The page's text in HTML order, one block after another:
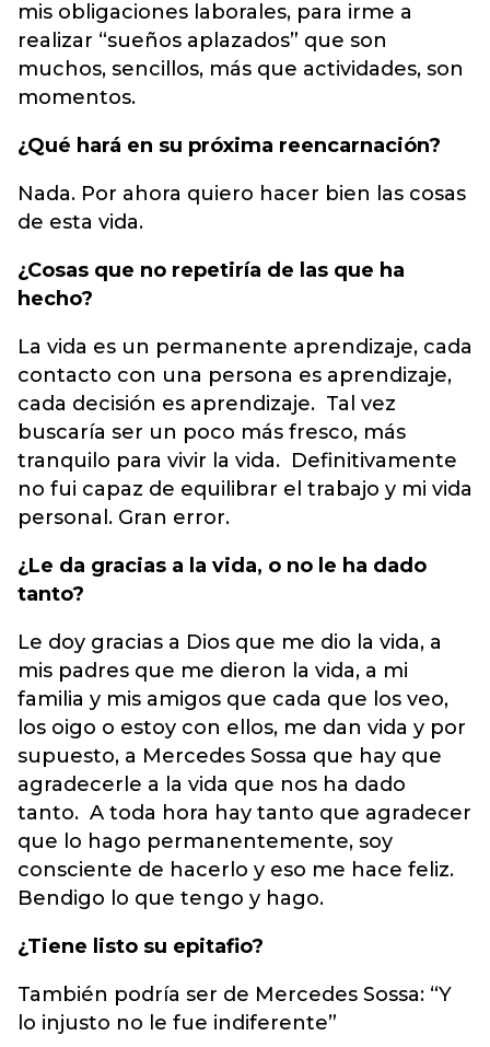
mis obligaciones laborales, para irme a
realizar “sueños aplazados” que son
muchos, sencillos, más que actividades, son
momentos.
¿Qué hará en su próxima reencarnación?
Nada. Por ahora quiero hacer bien las cosas
de esta vida.
¿Cosas que no repetiría de las que ha
hecho?
La vida es un permanente aprendizaje, cada
contacto con una persona es aprendizaje,
cada decisión es aprendizaje. Tal vez
buscaría ser un poco más fresco, más
tranquilo para vivir la vida. Definitivamente
no fui capaz de equilibrar el trabajo y mi vida
personal. Gran error.
¿Le da gracias a la vida, o no le ha dado
tanto?
Le doy gracias a Dios que me dio la vida, a
mis padres que me dieron la vida, a mi
familia y mis amigos que cada que los veo,
los oigo o estoy con ellos, me dan vida y por
supuesto, a Mercedes Sossa que hay que
agradecerle a la vida que nos ha dado
tanto. A toda hora hay tanto que agradecer
que lo hago permanentemente, soy
consciente de hacerlo y eso me hace feliz.
Bendigo lo que tengo y hago.
¿Tiene listo su epitafio?
También podría ser de Mercedes Sossa: “Y
lo injusto no le fue indiferente”